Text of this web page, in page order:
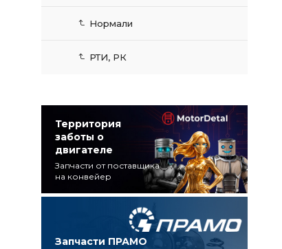
Нормали
РТИ, РК
Территория
заботы о
двигателе
Запчасти от поставщика
на конвейер
Запчасти ПРАМО